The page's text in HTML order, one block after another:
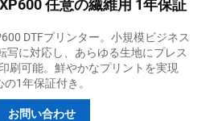
任意の繊維用 1年保証
DTFプリンター。小規模ビジネス
写に対応し、あらゆる生地にプレス
刷可能。鮮やかなプリントを実現
1年保証付き。
お問い合わせ